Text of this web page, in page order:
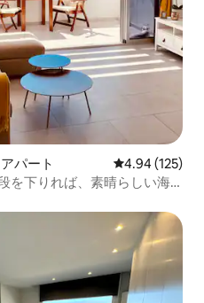
パート レビュー125
4.94 (125)
を下りれば、素晴らしい海